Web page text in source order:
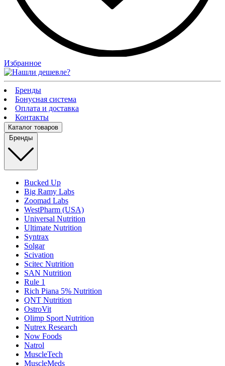
Избранное
Бренды
Бонусная система
Оплата и доставка
Контакты
Каталог товаров
Бренды
Bucked Up
Big Ramy Labs
Zoomad Labs
WestPharm (USA)
Universal Nutrition
Ultimate Nutrition
Syntrax
Solgar
Scivation
Scitec Nutrition
SAN Nutrition
Rule 1
Rich Piana 5% Nutrition
QNT Nutrition
OstroVit
Olimp Sport Nutrition
Nutrex Research
Now Foods
Natrol
MuscleTech
MuscleMeds